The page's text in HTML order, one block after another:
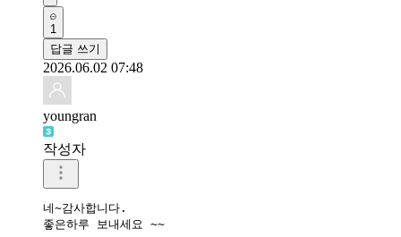
1
답글 쓰기
2026.06.02 07:48
youngran
작성자
네~감사합니다.
좋은하루 보내세요 ~~